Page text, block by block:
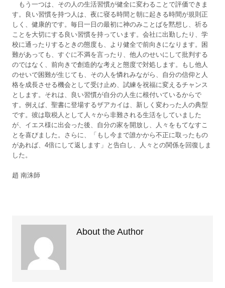
もう一つは、その人の生活習慣が健全に変わることで評価できま
す。良い習慣を持つ人は、夜に寝る時間と朝に起きる時間が規則正
しく、健康的です。毎日一日の最初に神のみことばを黙想し、祈る
ことを大切にする良い習慣を持っています。会社に出勤したり、学
校に通ったりするときの態度も、より健全で前向きになります。困
難があっても、すぐに不満を言ったり、他人のせいにして批判する
のではなく、前向きで創造的な考えと態度で対処します。もし他人
のせいで困難が生じても、その人を憐れみながら、自分の信仰と人
格を成長させる機会として受け止め、試練を祝福に変えるチャンス
とします。それは、良い習慣が自分の人生に根付いているからで
す。例えば、聖書に登場するザアカイは、新しく変わった人の典型
です。彼は取税人として人々から非難される生活をしていました
が、イエス様に出会った後、自分の家を開放し、人々をもてなすこ
とを喜びました。さらに、「もし今まで誰かから不正に取ったもの
があれば、4倍にして返します」と告白し、人々との関係を回復しま
した。
趙 南洙師
About the Author